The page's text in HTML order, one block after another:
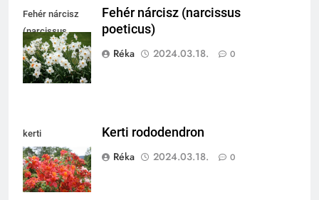
Fehér nárcisz
(narcissus
poeticus)
Fehér nárcisz (narcissus
poeticus)
Réka
2024.03.18. 0
kerti
rododendron
Kerti rododendron
Réka
2024.03.18. 0